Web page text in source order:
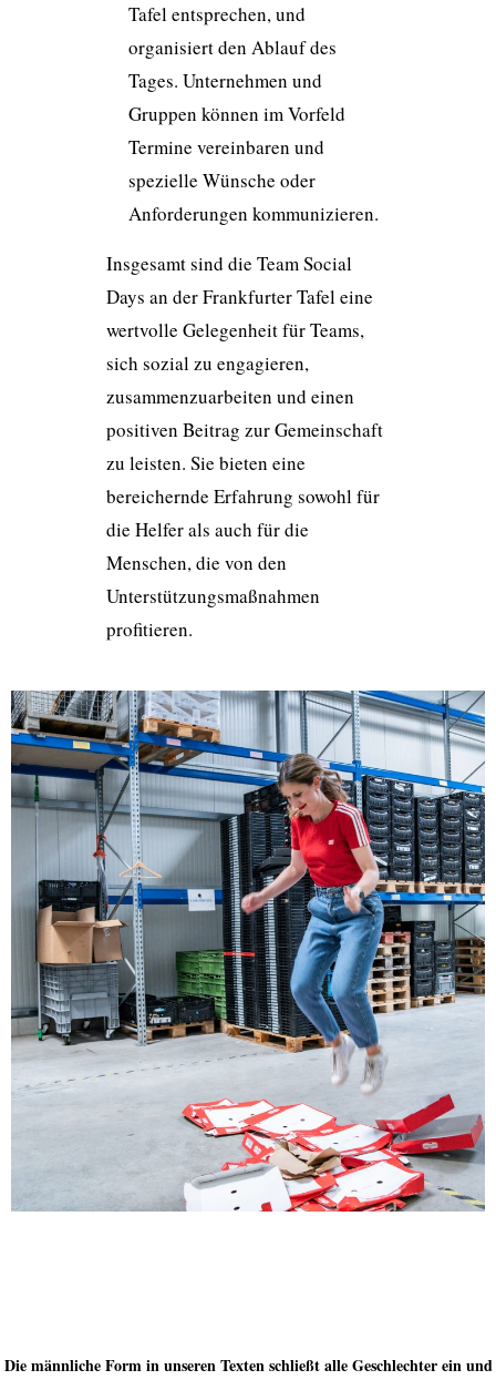
Tafel entsprechen, und
organisiert den Ablauf des
Tages. Unternehmen und
Gruppen können im Vorfeld
Termine vereinbaren und
spezielle Wünsche oder
Anforderungen kommunizieren.
Insgesamt sind die Team Social
Days an der Frankfurter Tafel eine
wertvolle Gelegenheit für Teams,
sich sozial zu engagieren,
zusammenzuarbeiten und einen
positiven Beitrag zur Gemeinschaft
zu leisten. Sie bieten eine
bereichernde Erfahrung sowohl für
die Helfer als auch für die
Menschen, die von den
Unterstützungsmaßnahmen
profitieren.
Die männliche Form in unseren Texten schließt alle Geschlechter ein und